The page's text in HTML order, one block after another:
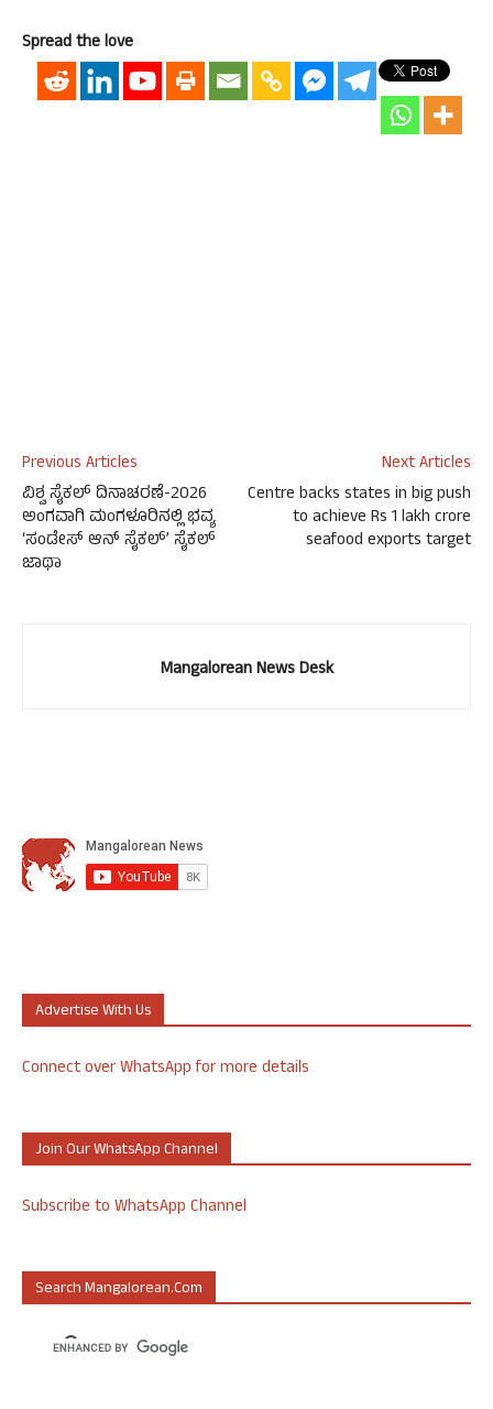
Spread the love
Previous Articles
ವಿಶ್ವ ಸೈಕಲ್ ದಿನಾಚರಣೆ-2026
ಅಂಗವಾಗಿ ಮಂಗಳೂರಿನಲ್ಲಿ ಭವ್ಯ
‘ಸಂಡೇಸ್ ಆನ್ ಸೈಕಲ್’ ಸೈಕಲ್
ಜಾಥಾ
Next Articles
Centre backs states in big push
to achieve Rs 1 lakh crore
seafood exports target
Mangalorean News Desk
Advertise With Us
Connect over WhatsApp for more details
Join Our WhatsApp Channel
Subscribe to WhatsApp Channel
Search Mangalorean.com